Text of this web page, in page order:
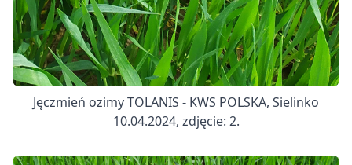
Jęczmień ozimy TOLANIS - KWS POLSKA, Sielinko
10.04.2024, zdjęcie: 2.